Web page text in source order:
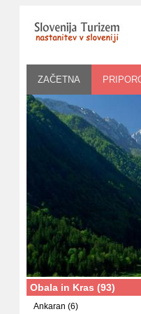
ZAČETNA
Obala in Kras (93)
Ankaran (6)